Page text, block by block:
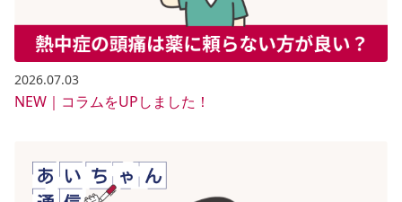
2026.07.03
NEW｜コラムをUPしました！